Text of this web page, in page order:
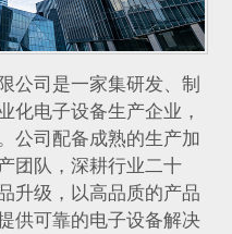
司是一家集研发、制
化电子设备生产企业，
公司配备成熟的生产加
团队，深耕行业二十
升级，以高品质的产品
供可靠的电子设备解决